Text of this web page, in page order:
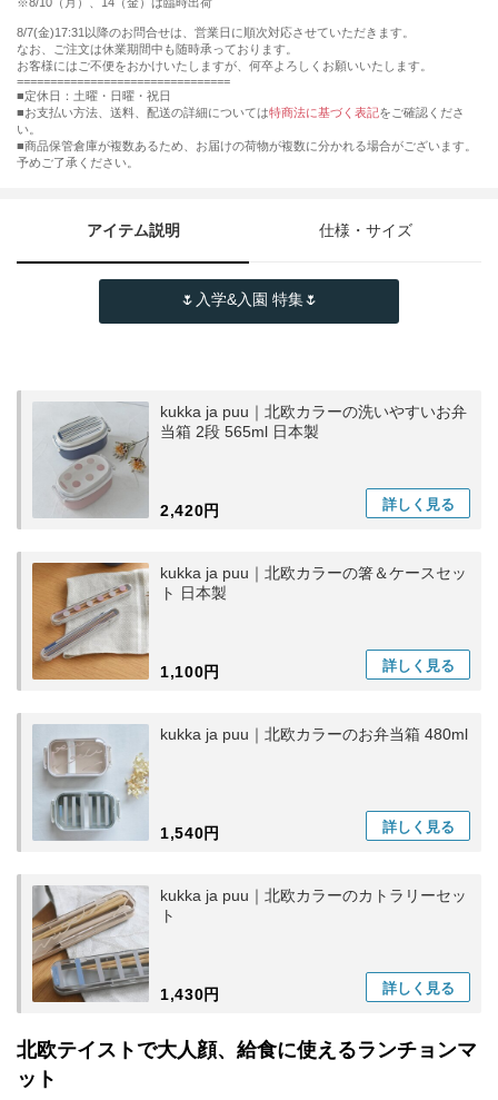
8/7(金)17:31以降のお問合せは、営業日に順次対応させていただきます。
なお、ご注文は休業期間中も随時承っております。
お客様にはご不便をおかけいたしますが、何卒よろしくお願いいたします。
================================
■定休日：土曜・日曜・祝日
■お支払い方法、送料、配送の詳細については特商法に基づく表記をご確認くださ
い。
■商品保管倉庫が複数あるため、お届けの荷物が複数に分かれる場合がございます。
予めご了承ください。
アイテム説明 仕様・サイズ
🌷入学&入園 特集🌷
kukka ja puu｜北欧カラーの洗いやすいお弁
当箱 2段 565ml 日本製
2,420円 詳しく 見る
kukka ja puu｜北欧カラーの箸＆ケースセッ
ト 日本製
1,100円 詳しく 見る
kukka ja puu｜北欧カラーのお弁当箱 480ml
1,540円 詳しく 見る
kukka ja puu｜北欧カラーのカトラリーセッ
ト
1,430円 詳しく 見る
北欧テイストで大人顔、給食に使えるランチョンマ
ット